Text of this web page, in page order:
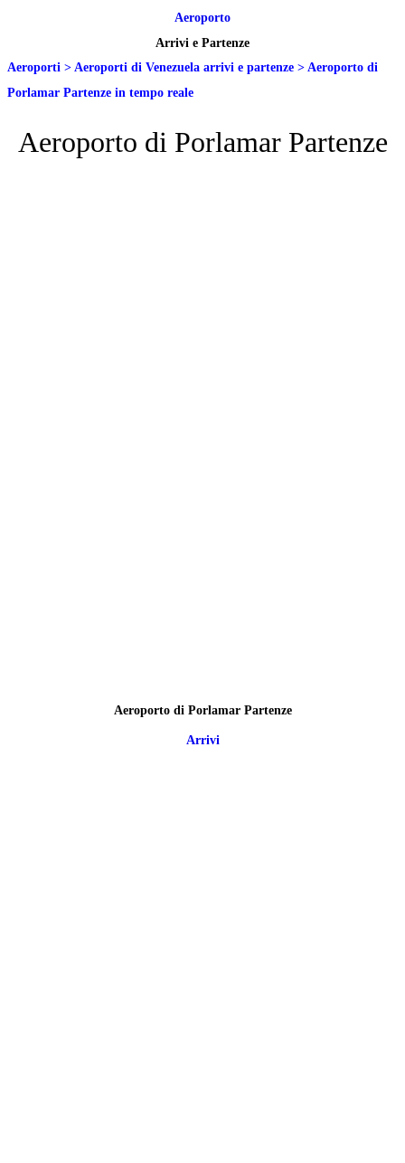
Aeroporto
Arrivi e Partenze
Aeroporti > Aeroporti di Venezuela arrivi e partenze > Aeroporto di
Porlamar Partenze in tempo reale
Aeroporto di Porlamar Partenze
Aeroporto di Porlamar Partenze
Arrivi